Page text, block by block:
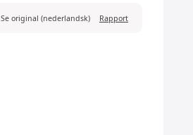
Se original (nederlandsk) Rapport